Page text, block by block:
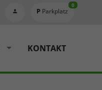
Parkplatz
0
KONTAKT